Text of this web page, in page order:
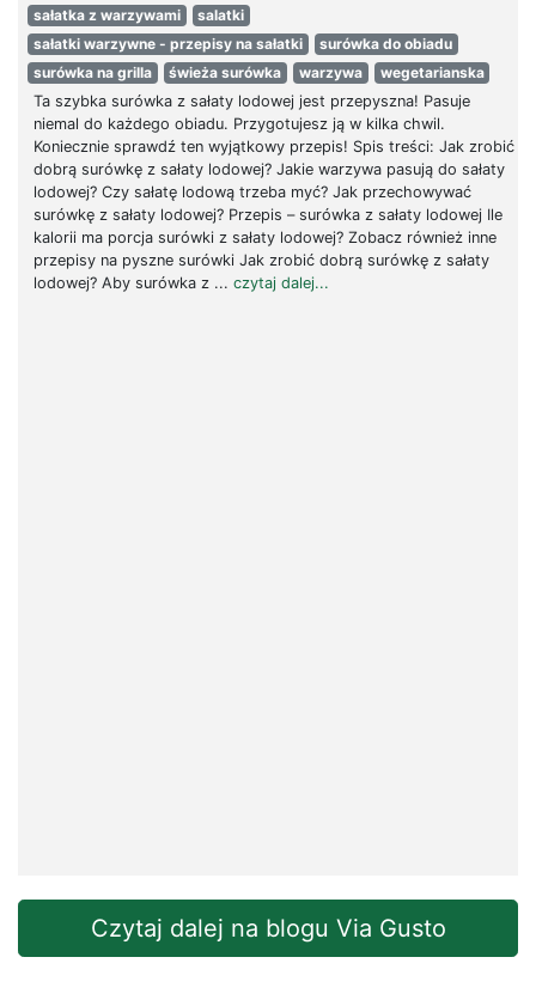
sałatka z warzywami
salatki
sałatki warzywne - przepisy na sałatki
surówka do obiadu
surówka na grilla
świeża surówka warzywa
wegetarianska
Ta szybka surówka z sałaty lodowej jest przepyszna! Pasuje
niemal do każdego obiadu. Przygotujesz ją w kilka chwil.
Koniecznie sprawdź ten wyjątkowy przepis! Spis treści: Jak zrobić
dobrą surówkę z sałaty lodowej? Jakie warzywa pasują do sałaty
lodowej? Czy sałatę lodową trzeba myć? Jak przechowywać
surówkę z sałaty lodowej? Przepis – surówka z sałaty lodowej Ile
kalorii ma porcja surówki z sałaty lodowej? Zobacz również inne
przepisy na pyszne surówki Jak zrobić dobrą surówkę z sałaty
lodowej? Aby surówka z ... czytaj dalej...
Czytaj dalej na blogu Via Gusto